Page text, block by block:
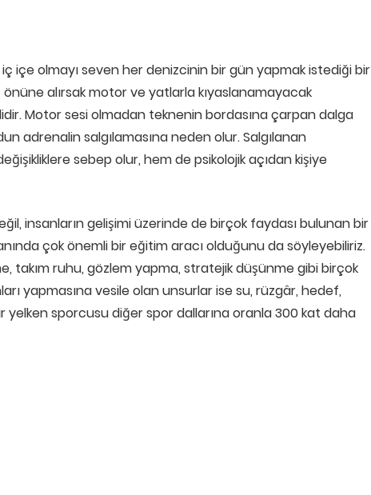
iç içe olmayı seven her denizcinin bir gün yapmak istediği bir
alırsak motor ve yatlarla kıyaslanamayacak
Motor sesi olmadan teknenin bordasına çarpan dalga
adrenalin salgılamasına neden olur. Salgılanan
sebep olur, hem de psikolojik açıdan kişiye
insanların gelişimi üzerinde de birçok faydası bulunan bir
çok önemli bir eğitim aracı olduğunu da söyleyebiliriz.
takım ruhu, gözlem yapma, stratejik düşünme gibi birçok
yapmasına vesile olan unsurlar ise su, rüzgâr, hedef,
yelken sporcusu diğer spor dallarına oranla 300 kat daha